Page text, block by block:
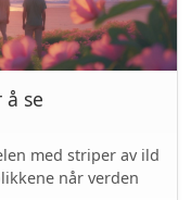
se
med striper av ild
når verden